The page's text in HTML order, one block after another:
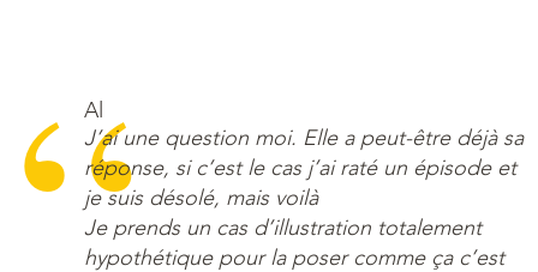
Al
J’ai une question moi. Elle a peut-être déjà sa
réponse, si c’est le cas j’ai raté un épisode et
je suis désolé, mais voilà
Je prends un cas d’illustration totalement
hypothétique pour la poser comme ça c’est